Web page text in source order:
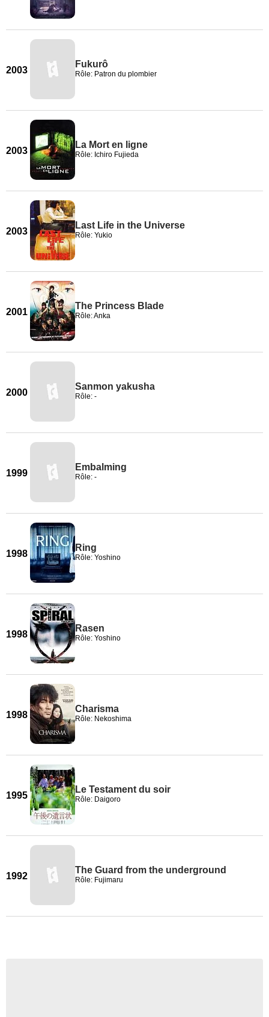
2003
Fukurô
Rôle: Patron du plombier
2003
La Mort en ligne
Rôle: Ichiro Fujieda
2003
Last Life in the Universe
Rôle: Yukio
2001
The Princess Blade
Rôle: Anka
2000
Sanmon yakusha
Rôle: -
1999
Embalming
Rôle: -
1998
Ring
Rôle: Yoshino
1998
Rasen
Rôle: Yoshino
1998
Charisma
Rôle: Nekoshima
1995
Le Testament du soir
Rôle: Daigoro
1992
The Guard from the underground
Rôle: Fujimaru